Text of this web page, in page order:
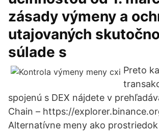
zásady výmeny a
utajovaných
súlade s
Preto
spojenú s DEX nájdete v
Chain – https://
Alternatívne meny ako